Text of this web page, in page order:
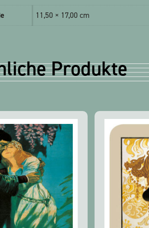
11,50 × 17,00 cm
Produkte